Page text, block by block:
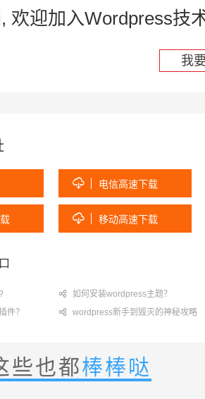
欢迎加入Wordpress技
我
 电信高速下载
 移动高速下载
 如何安装wordpress主题？
件？  wordpress新手到毁灭的神秘攻略
些也都棒棒哒